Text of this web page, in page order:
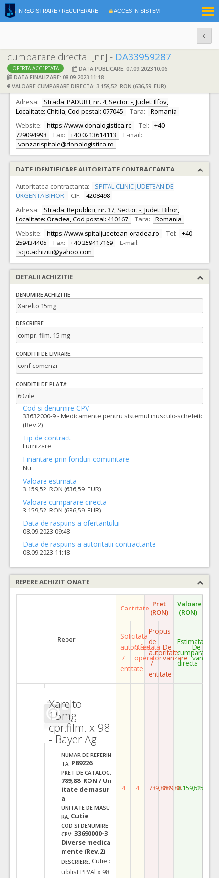
INREGISTRARE / RECUPERARE ACCES IN SISTEM
cumparare directa: [nr] - DA33959287
OFERTA ACCEPTATA
DATA PUBLICARE: 07.09.2023 10:06
DATA FINALIZARE: 08.09.2023 11:18
VALOARE CUMPARARE DIRECTA: 3.159,52 RON (636,59 EUR)
DATE IDENTIFICARE OFERTANT
Ofertant: S.C. DONA. LOGISTICA S.A. CIF: 33358111
Adresa:
Strada: PADURII, nr. 4, Sector: -, Judet: Ilfov,
Localitate: Chitila, Cod postal: 077045
Tara:
Romania
Website:
https://www.donalogistica.ro Tel:
+40
729094998
Fax: +40 0213614113
E-mail:
vanzarispitale@donalogistica.ro
DATE IDENTIFICARE AUTORITATE CONTRACTANTA
Autoritatea contractanta:
SPITAL CLINIC JUDETEAN DE
URGENTA BIHOR
CIF:
4208498
Adresa:
Strada: Republicii, nr. 37, Sector: -, Judet: Bihor,
Localitate: Oradea, Cod postal: 410167
Tara:
Romania
Website:
https://www.spitaljudetean-oradea.ro Tel:
+40
259434406
Fax: +40 259417169
E-mail:
scjo.achizitii@yahoo.com
DETALII ACHIZITIE
DENUMIRE ACHIZITIE
Xarelto 15mg
DESCRIERE
compr. film. 15 mg
CONDITII DE LIVRARE:
conf comenzi
CONDITII DE PLATA:
60zile
Cod si denumire CPV
33632000-9 - Medicamente pentru sistemul musculo-scheletic
(Rev.2)
Tip de contract
Furnizare
Finantare prin fonduri comunitare
Nu
Valoare estimata
3.159,52 RON (636,59 EUR)
Valoare cumparare directa
3.159,52 RON (636,59 EUR)
Data de raspuns a ofertantului
08.09.2023 09:48
Data de raspuns a autoritatii contractante
08.09.2023 11:18
REPERE ACHIZITIONATE
Reper
Cantitate Pret
(RON)
Valoare
(RON)
Solicitata
autoritate
/
entitate
Ofertata
operator
Propus
de
autoritate
/
entitate
De
vanzare
Estimata
cumparare
directa
De
vanzare
Xarelto
15mg-
cpr.film. x 98
- Bayer Ag
NUMAR DE REFERIN
TA: P89226
PRET DE CATALOG:
789,88 RON / Un
itate de masur
a
UNITATE DE MASU
RA: Cutie
COD SI DENUMIRE
CPV: 33690000-3
Diverse medica
mente (Rev.2)
DESCRIERE: Cutie c
u blist PP/Al x 98
4 4 789,88789,883.159,523.159,52